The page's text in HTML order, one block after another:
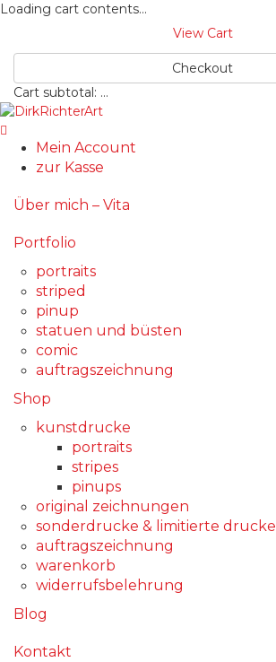
Loading cart contents...
View Cart
Checkout
Cart subtotal: …
Mein Account
zur Kasse
Über mich – Vita
Portfolio
portraits
striped
pinup
statuen und büsten
comic
auftragszeichnung
Shop
kunstdrucke
portraits
stripes
pinups
original zeichnungen
sonderdrucke & limitierte drucke
auftragszeichnung
warenkorb
widerrufsbelehrung
Blog
Kontakt